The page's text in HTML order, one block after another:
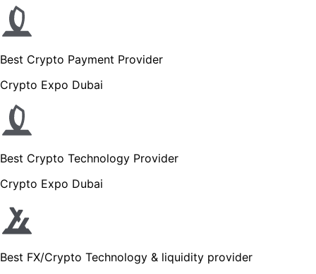
Best Crypto Payment Provider
Crypto Expo Dubai
Best Crypto Technology Provider
Crypto Expo Dubai
Best FX/Crypto Technology & liquidity provider